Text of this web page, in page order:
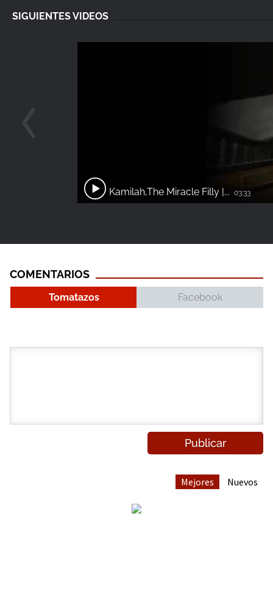
SIGUIENTES VIDEOS
Kamilah,The Miracle Filly |... 03:33
COMENTARIOS
Tomatazos Facebook
Mejores Nuevos